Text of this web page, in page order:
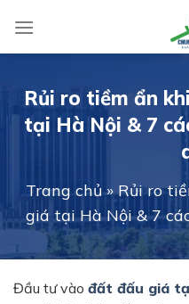
content
Rủi ro tiềm ẩn
tại Hà Nội & 7
Trang chủ»Rủi ro
giá tại Hà Nội & 7
Đầu tư vào đất đấu giá